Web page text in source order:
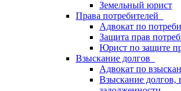
Земельный юрист
Права потребителей
Адвокат по
Защита прав
Юрист по защите
Взыскание долгов
Адвокат по
Взыскание долгов,